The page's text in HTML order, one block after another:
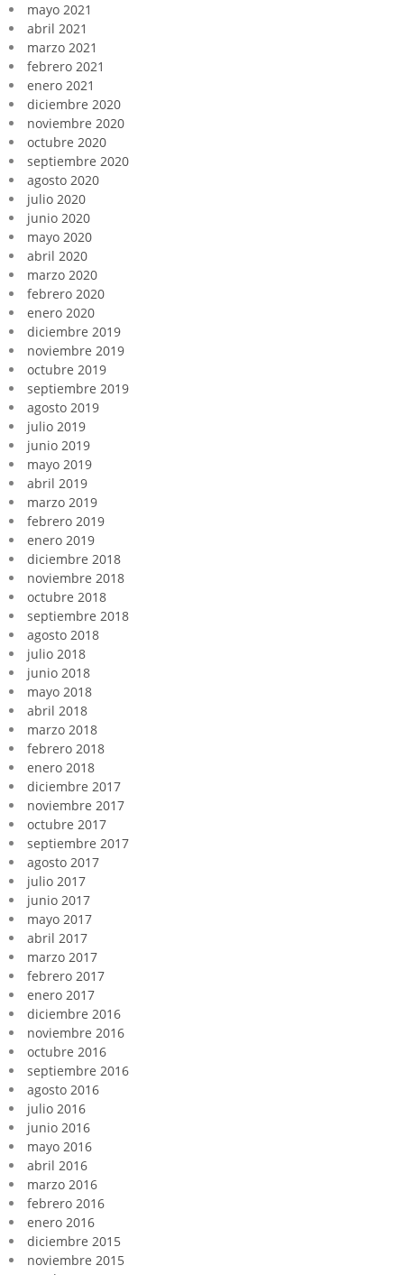
mayo 2021
abril 2021
marzo 2021
febrero 2021
enero 2021
diciembre 2020
noviembre 2020
octubre 2020
septiembre 2020
agosto 2020
julio 2020
junio 2020
mayo 2020
abril 2020
marzo 2020
febrero 2020
enero 2020
diciembre 2019
noviembre 2019
octubre 2019
septiembre 2019
agosto 2019
julio 2019
junio 2019
mayo 2019
abril 2019
marzo 2019
febrero 2019
enero 2019
diciembre 2018
noviembre 2018
octubre 2018
septiembre 2018
agosto 2018
julio 2018
junio 2018
mayo 2018
abril 2018
marzo 2018
febrero 2018
enero 2018
diciembre 2017
noviembre 2017
octubre 2017
septiembre 2017
agosto 2017
julio 2017
junio 2017
mayo 2017
abril 2017
marzo 2017
febrero 2017
enero 2017
diciembre 2016
noviembre 2016
octubre 2016
septiembre 2016
agosto 2016
julio 2016
junio 2016
mayo 2016
abril 2016
marzo 2016
febrero 2016
enero 2016
diciembre 2015
noviembre 2015